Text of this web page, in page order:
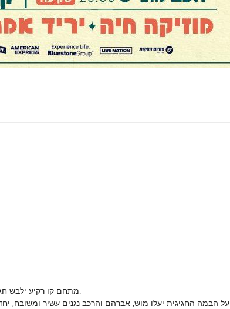
מתחם קו רקיע ילבש חג.
על הבמה החגיגית יעלו מוש, אברהם והרכב נגנים עשיר ומשובח,